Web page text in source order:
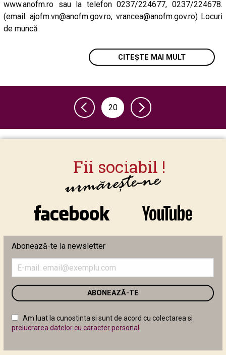
www.anofm.ro sau la telefon 0237/224677, 0237/224678.
(email: ajofm.vn@anofm.gov.ro, vrancea@anofm.gov.ro) Locuri
de muncă
CITEȘTE MAI MULT
20
Abonează-te la newsletter
adresa
email
în
următor
Am luat la cunostinta si sunt de acord cu colectarea si
prelucrarea datelor cu caracter personal